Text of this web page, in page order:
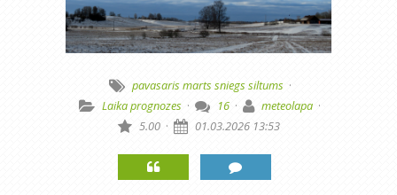
pavasarismarts sniegssiltums ·
Laika prognozes · 16 · meteolapa ·
5.00 · 01.03.2026 13:53